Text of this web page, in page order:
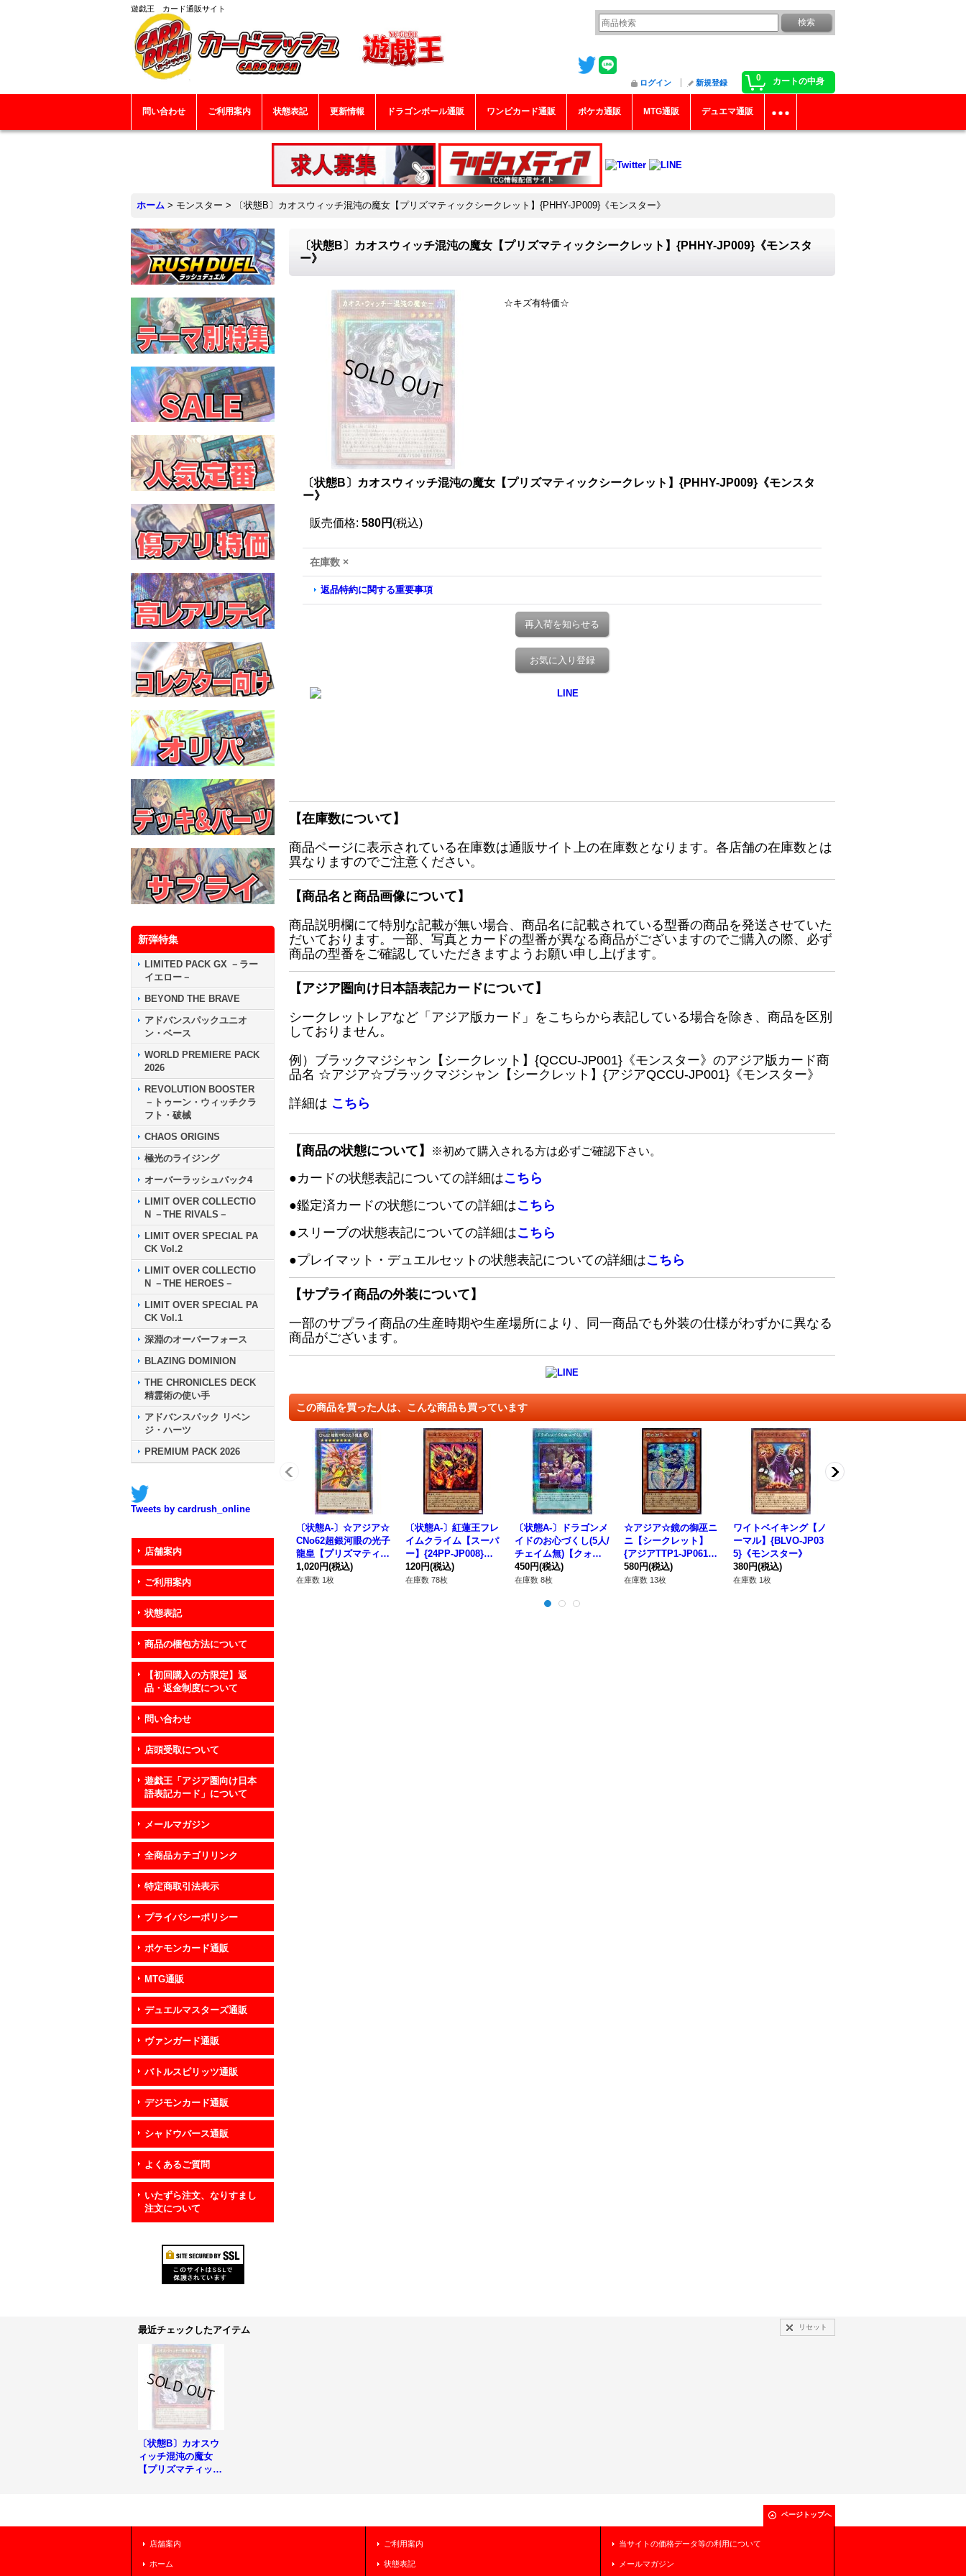
遊戯王 カード通販サイト
0 カートの中身
ログイン 新規登録
問い合わせ ご利用案内 状態表記 更新情報 ドラゴンボール通販 ワンピカード通販 ポケカ通販 MTG通販 デュエマ通販
ホーム > モンスター > 〔状態B〕カオスウィッチ混沌の魔女【プリズマティックシークレット】{PHHY-JP009}《モンスター》
新弾特集
LIMITED PACK GX －ラー
イエロー－
BEYOND THE BRAVE
アドバンスパックユニオ
ン・ベース
WORLD PREMIERE PACK
2026
REVOLUTION BOOSTER
－トゥーン・ウィッチクラ
フト・破械
CHAOS ORIGINS
極光のライジング
オーバーラッシュパック4
LIMIT OVER COLLECTIO
N －THE RIVALS－
LIMIT OVER SPECIAL PA
CK Vol.2
LIMIT OVER COLLECTIO
N －THE HEROES－
LIMIT OVER SPECIAL PA
CK Vol.1
深淵のオーバーフォース
BLAZING DOMINION
THE CHRONICLES DECK
精霊術の使い手
アドバンスパック リベン
ジ・ハーツ
PREMIUM PACK 2026
Tweets by cardrush_online
店舗案内
ご利用案内
状態表記
商品の梱包方法について
【初回購入の方限定】返
品・返金制度について
問い合わせ
店頭受取について
遊戯王「アジア圏向け日本
語表記カード」について
メールマガジン
全商品カテゴリリンク
特定商取引法表示
プライバシーポリシー
ポケモンカード通販
MTG通販
デュエルマスターズ通販
ヴァンガード通販
バトルスピリッツ通販
デジモンカード通販
シャドウバース通販
よくあるご質問
いたずら注文、なりすまし
注文について
〔状態B〕カオスウィッチ混沌の魔女【プリズマティックシークレット】{PHHY-JP009}《モンスタ
ー》
☆キズ有特価☆
〔状態B〕カオスウィッチ混沌の魔女【プリズマティックシークレット】{PHHY-JP009}《モンスタ
ー》
販売価格: 580円 (税込)
在庫数 ×
返品特約に関する重要事項
再入荷を知らせる
お気に入り登録
【在庫数について】
商品ページに表示されている在庫数は通販サイト上の在庫数となります。各店舗の在庫数とは
異なりますのでご注意ください。
【商品名と商品画像について】
商品説明欄にて特別な記載が無い場合、商品名に記載されている型番の商品を発送させていた
だいております。一部、写真とカードの型番が異なる商品がございますのでご購入の際、必ず
商品の型番をご確認していただきますようお願い申し上げます。
【アジア圏向け日本語表記カードについて】
シークレットレアなど「アジア版カード」をこちらから表記している場合を除き、商品を区別
しておりません。
例）ブラックマジシャン【シークレット】{QCCU-JP001}《モンスター》のアジア版カード商
品名 ☆アジア☆ブラックマジシャン【シークレット】{アジアQCCU-JP001}《モンスター》
詳細は こちら
【商品の状態について】 ※初めて購入される方は必ずご確認下さい。
●カードの状態表記についての詳細はこちら
●鑑定済カードの状態についての詳細はこちら
●スリーブの状態表記についての詳細はこちら
●プレイマット・デュエルセットの状態表記についての詳細はこちら
【サプライ商品の外装について】
一部のサプライ商品の生産時期や生産場所により、同一商品でも外装の仕様がわずかに異なる
商品がございます。
この商品を買った人は、こんな商品も買っています
〔状態A-〕☆アジア☆
CNo62超銀河眼の光子
龍皇【プリズマティッ
クシークレット】{ア
ジアPHHY-JP043}
1,020円(税込)
在庫数 1枚
〔状態A-〕紅蓮王フレ
イムクライム【スーパ
ー】{24PP-JP008}
《モンスター》
120円(税込)
在庫数 78枚
〔状態A-〕ドラゴンメ
イドのお心づくし(5人/
チェイム無)【クォー
ターセンチュリーシー
クレット】{QCAC-JP
450円(税込)
在庫数 8枚
☆アジア☆鏡の御巫ニ
ニ【シークレット】
{アジアTTP1-JP061}
《モンスター》
580円(税込)
在庫数 13枚
ワイトベイキング【ノ
ーマル】{BLVO-JP03
5}《モンスター》
380円(税込)
在庫数 1枚
最近チェックしたアイテム リセット
〔状態B〕カオスウ
ィッチ混沌の魔女
【プリズマティック
ページトップへ
店舗案内
ホーム
ご利用案内
状態表記
当サイトの価格データ等の利用について
メールマガジン